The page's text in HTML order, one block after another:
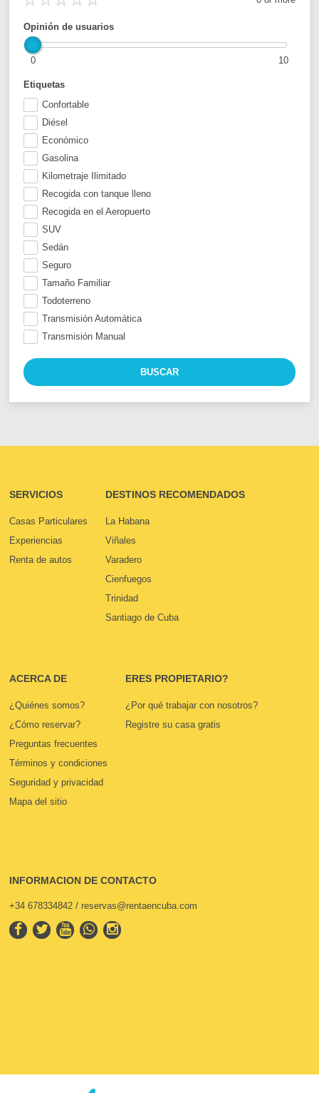
Etiquetas
Confortable
Diésel
Económico
Gasolina
Kilometraje Ilimitado
Recogida con tanque lleno
Recogida en el Aeropuerto
SUV
Sedán
Seguro
Tamaño Familiar
Todoterreno
Transmisión Automática
Transmisión Manual
Opinión de usuarios
0 10
SERVICIOS
Casas Particulares
Experiencias
Renta de autos
DESTINOS RECOMENDADOS
La Habana
Viñales
Varadero
Cienfuegos
Trinidad
Santiago de Cuba
ACERCA DE
¿Quiénes somos?
¿Cómo reservar?
Preguntas frecuentes
Términos y condiciones
Seguridad y privacidad
Mapa del sitio
ERES PROPIETARIO?
¿Por qué trabajar con nosotros?
Registre su casa gratis
INFORMACION DE CONTACTO
+34 678334842 / reservas@rentaencuba.com